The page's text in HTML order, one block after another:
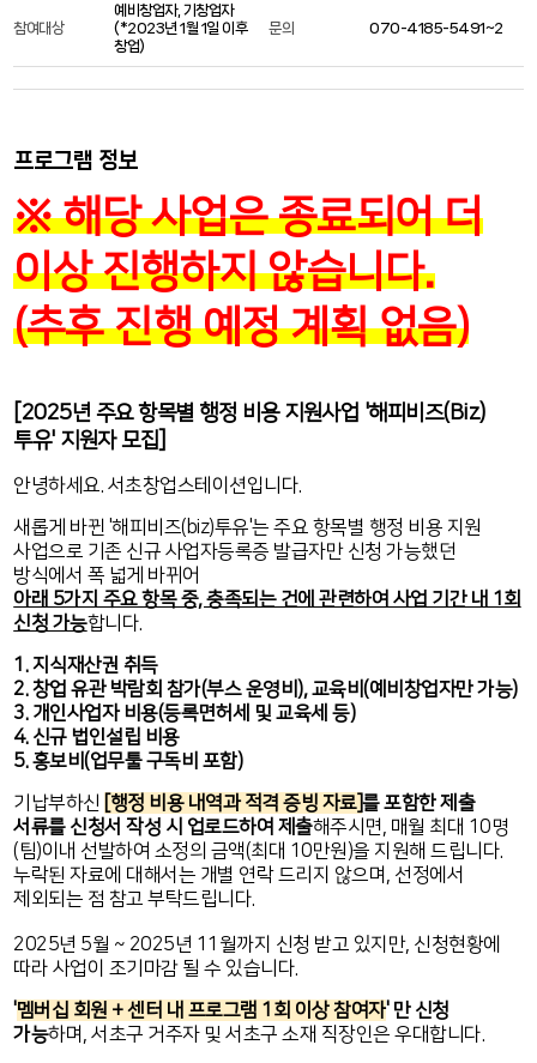
참여대상
예비창업자, 기창업자
(*2023년 1월 1일 이후
창업)
문의 070-4185-5491~2
프로그램 정보
※ 해당 사업은 종료되어 더
이상 진행하지 않습니다.
(추후 진행 예정 계획 없음)
[2025년 주요 항목별 행정 비용 지원사업 '해피비즈(Biz)
투유' 지원자 모집]
안녕하세요. 서초창업스테이션입니다.
새롭게 바뀐 '해피비즈(biz)투유'는 주요 항목별 행정 비용 지원
사업으로 기존 신규 사업자등록증 발급자만 신청 가능했던
방식에서 폭 넓게 바뀌어
아래 5가지 주요 항목 중, 충족되는 건에 관련하여 사업 기간 내 1회
신청 가능합니다.
1. 지식재산권 취득
2. 창업 유관 박람회 참가(부스 운영비), 교육비(예비창업자만 가능)
3. 개인사업자 비용(등록면허세 및 교육세 등)
4. 신규 법인설립 비용
5. 홍보비(업무툴 구독비 포함)
기납부하신 [행정 비용 내역과 적격 증빙 자료]를 포함한 제출
서류를 신청서 작성 시 업로드하여 제출해주시면, 매월 최대 10명
(팀)이내 선발하여 소정의 금액(최대 10만원)을 지원해 드립니다.
누락된 자료에 대해서는 개별 연락 드리지 않으며, 선정에서
제외되는 점 참고 부탁드립니다.
2025년 5월 ~ 2025년 11월까지 신청 받고 있지만, 신청현황에
따라 사업이 조기마감 될 수 있습니다.
'멤버십 회원 + 센터 내 프로그램 1회 이상 참여자' 만 신청
가능하며, 서초구 거주자 및 서초구 소재 직장인은 우대합니다.